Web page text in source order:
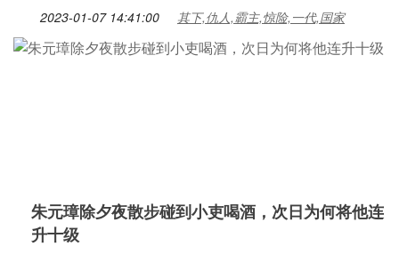
2023-01-07 14:41:00 其下,仇人,霸主,惊险,一代,国家
朱元璋除夕夜散步碰到小吏喝酒，次日为何将他连
升十级